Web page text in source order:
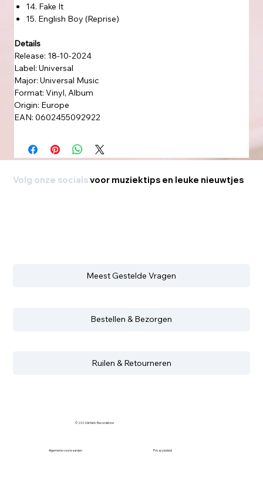
14. Fake It
15. English Boy (Reprise)
Details
Release: 18-10-2024
Label: Universal
Major: Universal Music
Format: Vinyl, Album
Origin: Europe
EAN: 0602455092922
Volg onze socialsvoor muziektips en leuke nieuwtjes
Meest Gestelde Vragen
Bestellen & Bezorgen
Ruilen & Retourneren
Algemene voorwaarden Privacybeleid
© 2024 Artistic Recordstore